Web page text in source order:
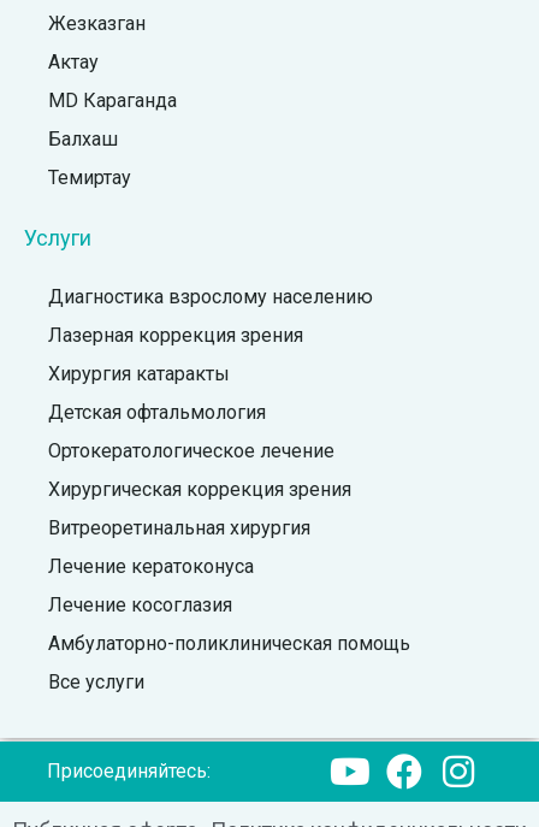
Жезказган
Актау
MD Караганда
Балхаш
Темиртау
Услуги
Диагностика взрослому населению
Лазерная коррекция зрения
Хирургия катаракты
Детская офтальмология
Ортокератологическое лечение
Хирургическая коррекция зрения
Витреоретинальная хирургия
Лечение кератоконуса
Лечение косоглазия
Амбулаторно-поликлиническая помощь
Все услуги
Присоединяйтесь: